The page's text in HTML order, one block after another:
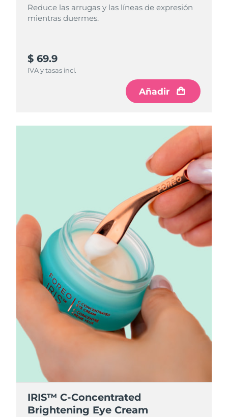
Reduce las arrugas y las líneas de expresión
mientras duermes.
$ 69.9
IVA y tasas incl.
Añadir
IRIS™ C-Concentrated
Brightening Eye Cream